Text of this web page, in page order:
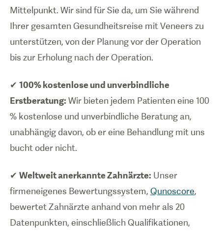
Mittelpunkt. Wir sind für Sie da, um Sie während
Ihrer gesamten Gesundheitsreise mit Veneers zu
unterstützen, von der Planung vor der Operation
bis zur Erholung nach der Operation.
✔ 100% kostenlose und unverbindliche
Erstberatung: Wir bieten jedem Patienten eine 100
% kostenlose und unverbindliche Beratung an,
unabhängig davon, ob er eine Behandlung mit uns
bucht oder nicht.
✔ Weltweit anerkannte Zahnärzte: Unser
firmeneigenes Bewertungssystem, Qunoscore,
bewertet Zahnärzte anhand von mehr als 20
Datenpunkten, einschließlich Qualifikationen,